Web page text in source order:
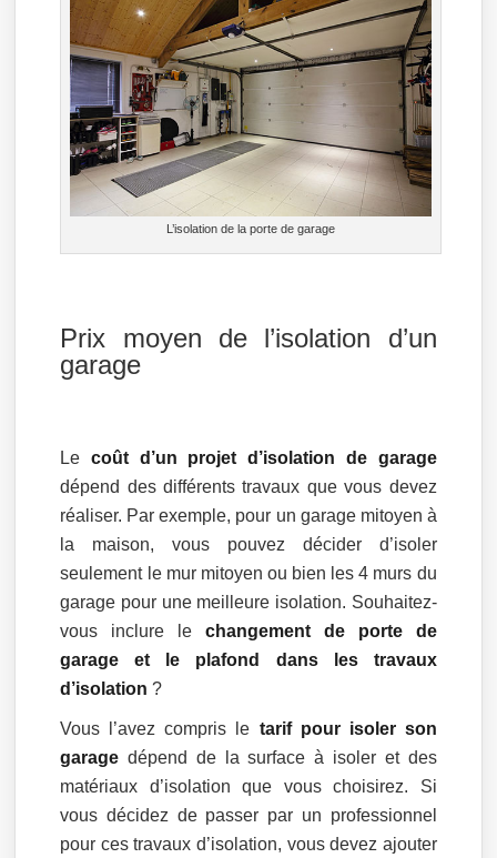
L’isolation de la porte de garage
Prix moyen de l’isolation d’un
garage
Lecoût d’un projet d’isolation de garage
dépend des différents travaux que vous devez
réaliser. Par exemple, pour un garage mitoyen à
la maison, vous pouvez décider d’isoler
seulement le mur mitoyen ou bien les 4 murs du
garage pour une meilleure isolation. Souhaitez-
vous inclure le changement de porte de
garage et le plafond dans les travaux
d’isolation ?
Vous l’avez compris le tarif pour isoler son
garage dépend de la surface à isoler et des
matériaux d’isolation que vous choisirez. Si
vous décidez de passer par un professionnel
pour ces travaux d’isolation, vous devez ajouter